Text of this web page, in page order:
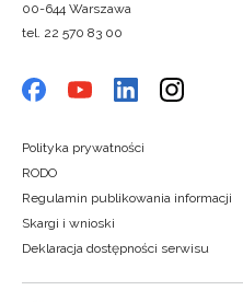
00-644 Warszawa
tel. 22 570 83 00
Polityka prywatności
RODO
Regulamin publikowania informacji
Skargi i wnioski
Deklaracja dostępności serwisu